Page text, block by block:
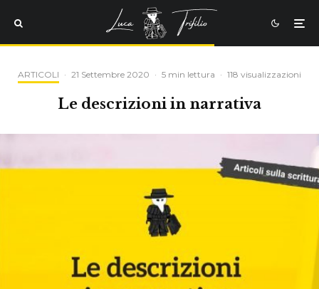
ARTICOLI · 21 Settembre 2020 · 5 min lettura · 118 visualizzazioni
Le descrizioni in narrativa